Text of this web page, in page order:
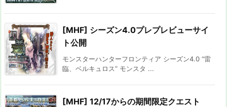
[MHF] シーズン4.0プレプレビューサイ
ト公開
モンスターハンターフロンティア シーズン4.0 “雷
臨、ベルキュロス” モンスタ ...
[MHF] 12/17からの期間限定クエスト